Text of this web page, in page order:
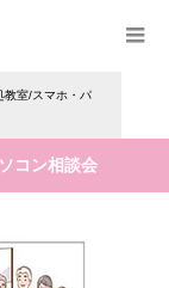
教室/スマホ・パ
コン相談会